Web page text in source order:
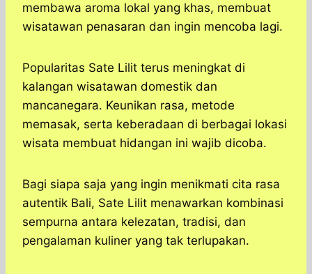
membawa aroma lokal yang khas, membuat
wisatawan penasaran dan ingin mencoba lagi.
Popularitas Sate Lilit terus meningkat di
kalangan wisatawan domestik dan
mancanegara. Keunikan rasa, metode
memasak, serta keberadaan di berbagai lokasi
wisata membuat hidangan ini wajib dicoba.
Bagi siapa saja yang ingin menikmati cita rasa
autentik Bali, Sate Lilit menawarkan kombinasi
sempurna antara kelezatan, tradisi, dan
pengalaman kuliner yang tak terlupakan.